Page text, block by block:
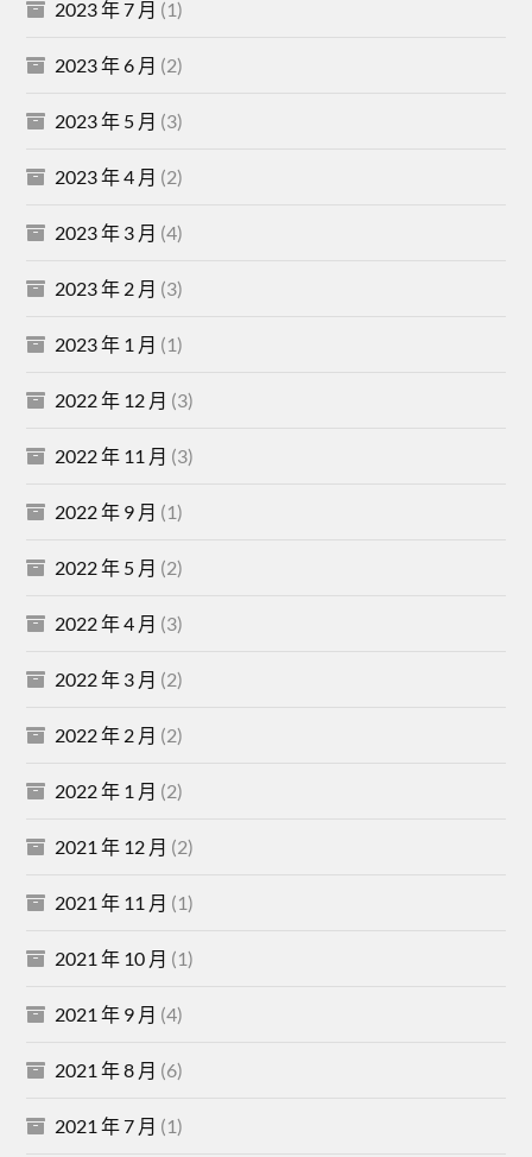
2023 年 7 月 (1)
2023 年 6 月 (2)
2023 年 5 月 (3)
2023 年 4 月 (2)
2023 年 3 月 (4)
2023 年 2 月 (3)
2023 年 1 月 (1)
2022 年 12 月 (3)
2022 年 11 月 (3)
2022 年 9 月 (1)
2022 年 5 月 (2)
2022 年 4 月 (3)
2022 年 3 月 (2)
2022 年 2 月 (2)
2022 年 1 月 (2)
2021 年 12 月 (2)
2021 年 11 月 (1)
2021 年 10 月 (1)
2021 年 9 月 (4)
2021 年 8 月 (6)
2021 年 7 月 (1)